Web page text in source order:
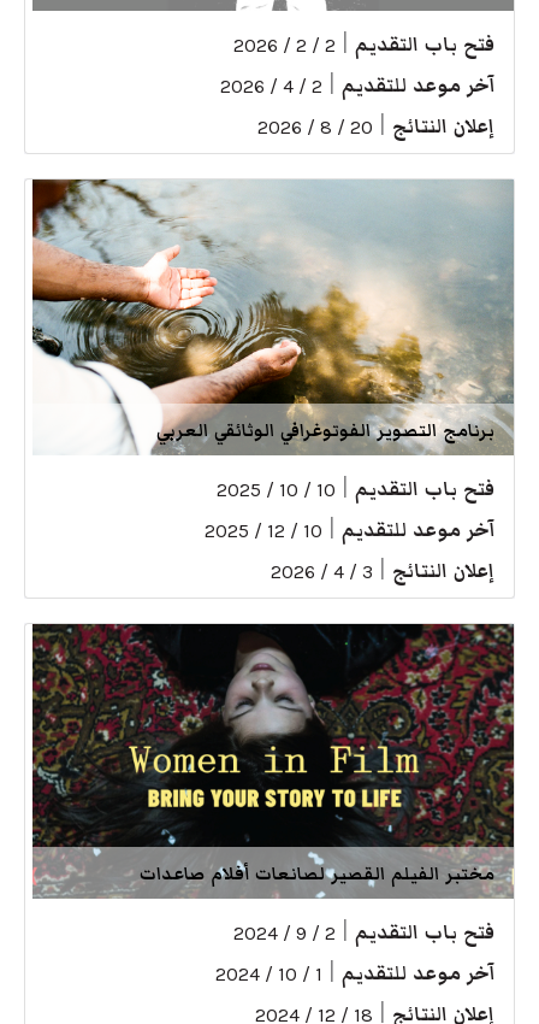
فتح باب التقديم 2 / 2 / 2026
آخر موعد للتقديم 2 / 4 / 2026
إعلان النتائج 20 / 8 / 2026
برنامج التصوير الفوتوغرافي الوثائقي العربي
فتح باب التقديم 10 / 10 / 2025
آخر موعد للتقديم 10 / 12 / 2025
إعلان النتائج 3 / 4 / 2026
مختبر الفيلم القصير لصانعات أفلام صاعدات
فتح باب التقديم 2 / 9 / 2024
آخر موعد للتقديم 1 / 10 / 2024
إعلان النتائج 18 / 12 / 2024